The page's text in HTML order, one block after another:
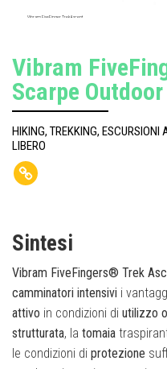
Vibram FiveFinger Trek Ascent
Vibram
Scarpe Outdoor
HIKING, TREKKING, ESCURSIONI
LIBERO
Sintesi
Vibram FiveFingers® Trek
camminatori intensivi i
attivo in condizioni di utilizzo
strutturata, la tomaia
le condizioni di protezione